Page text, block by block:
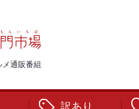
通販番組
訳あり